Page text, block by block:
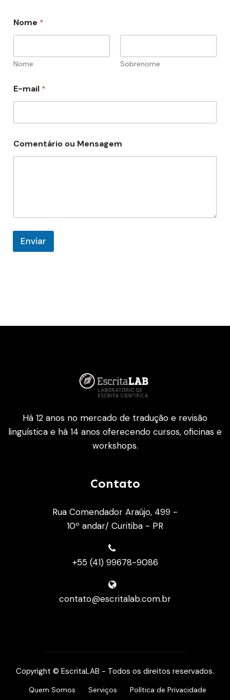
Nome *
Nome Sobrenome
M
e
s
g
e
m
t
E-mail *
Comentário ou Mensagem
Enviar
Há 12 anos no mercado de tradução e revisão
linguística e há 14 anos oferecendo cursos, oficinas e
workshops.
Contato
Rua Comendador Araújo, 499 -
10º andar/ Curitiba - PR
+55 (41) 99678-9086
contato@escritalab.com.br
Copyright © EscritaLAB - Todos os direitos reservados.
Quem Somos Serviços Política de Privacidade